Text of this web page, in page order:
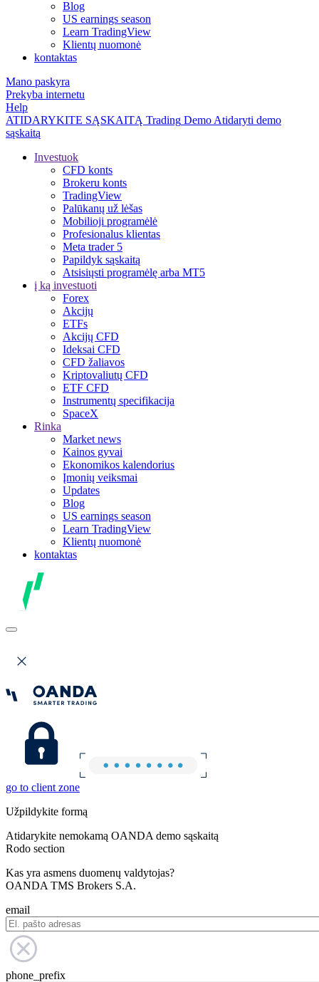
Blog
US earnings season
Learn TradingView
Klientų nuomonė
kontaktas
Mano paskyra
Prekyba internetu
Help
ATIDARYKITE SĄSKAITĄ Trading Demo Atidaryti demo
sąskaitą
Investuok
CFD konts
Brokeru konts
TradingView
Palūkanų už lėšas
Mobilioji programėlė
Profesionalus klientas
Meta trader 5
Papildyk sąskaitą
Atsisiųsti programėlę arba MT5
į ką investuoti
Forex
Akcijų
ETFs
Akcijų CFD
Ideksai CFD
CFD žaliavos
Kriptovaliutų CFD
ETF CFD
Instrumentų specifikacija
SpaceX
Rinka
Market news
Kainos gyvai
Ekonomikos kalendorius
Įmonių veiksmai
Updates
Blog
US earnings season
Learn TradingView
Klientų nuomonė
kontaktas
go to client zone
Užpildykite formą
Atidarykite nemokamą OANDA demo sąskaitą
Rodo section
Kas yra asmens duomenų valdytojas?
OANDA TMS Brokers S.A.
email
phone_prefix